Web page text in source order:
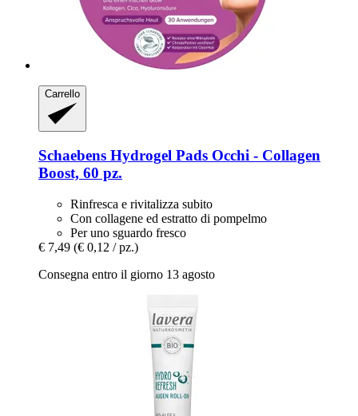
Carrello
Schaebens Hydrogel Pads Occhi -​ Collagen
Boost, 60 pz.
Rinfresca e rivitalizza subito
Con collagene ed estratto di pompelmo
Per uno sguardo fresco
€ 7,49 (€ 0,12 / pz.)
Consegna entro il giorno 13 agosto